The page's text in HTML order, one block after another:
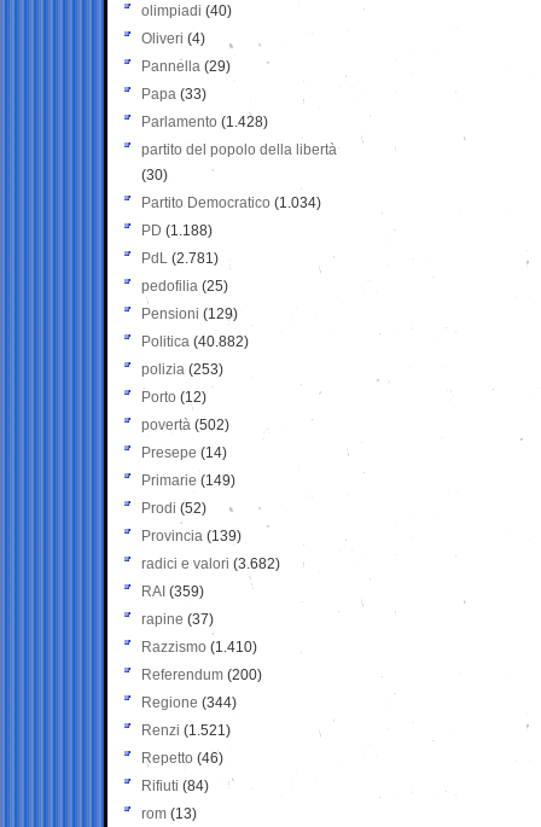
olimpiadi (40)
Oliveri (4)
Pannella (29)
Papa (33)
Parlamento (1.428)
partito del popolo della libertà
(30)
Partito Democratico (1.034)
PD (1.188)
PdL (2.781)
pedofilia (25)
Pensioni (129)
Politica (40.882)
polizia (253)
Porto (12)
povertà (502)
Presepe (14)
Primarie (149)
Prodi (52)
Provincia (139)
radici e valori (3.682)
RAI (359)
rapine (37)
Razzismo (1.410)
Referendum (200)
Regione (344)
Renzi (1.521)
Repetto (46)
Rifiuti (84)
rom (13)